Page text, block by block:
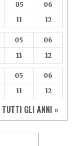
05
06
11 12
05
06
11 12
05
06
11 12
TUTTI GLI ANNI »